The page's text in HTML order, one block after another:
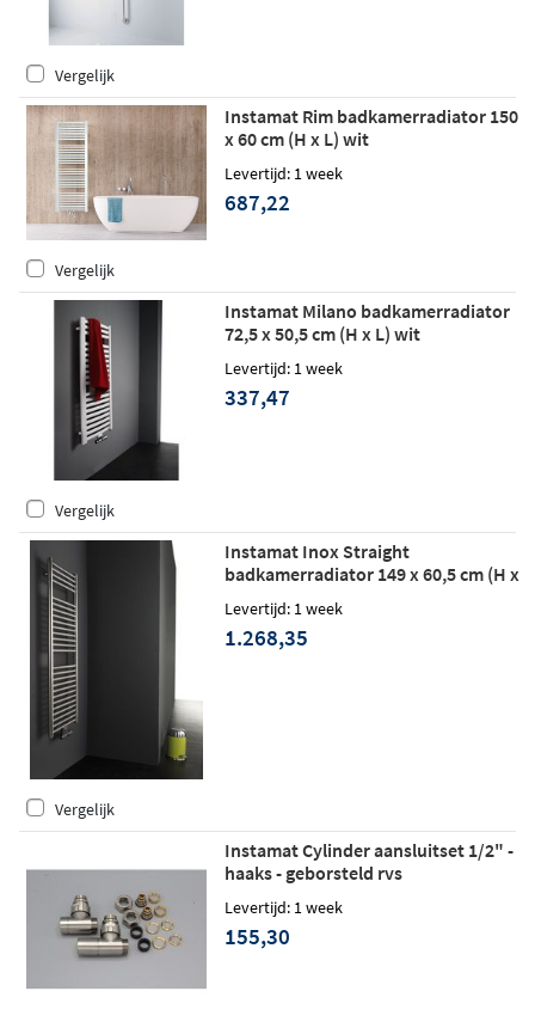
Vergelijk
Instamat Rim badkamerradiator 150
x 60 cm (H x L) wit
Levertijd: 1 week
687,22
Vergelijk
Instamat Milano badkamerradiator
72,5 x 50,5 cm (H x L) wit
Levertijd: 1 week
337,47
Vergelijk
Instamat Inox Straight
badkamerradiator 149 x 60,5 cm (H x
Levertijd: 1 week
1.268,35
Vergelijk
Instamat Cylinder aansluitset 1/2" -
haaks - geborsteld rvs
Levertijd: 1 week
155,30